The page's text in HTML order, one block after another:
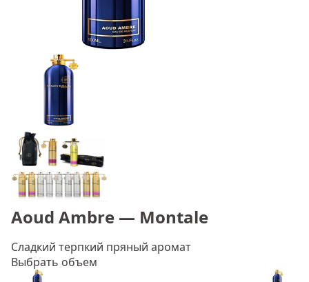
Aoud Ambre — Montale
Сладкий терпкий пряный аромат
Выбрать объем